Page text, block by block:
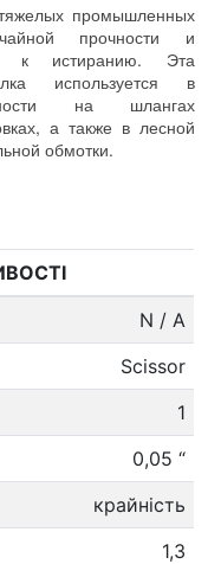
промышленных
прочности и
к истиранию. Эта
используется в
на шлангах
, а также в лесной
обмотки.
N / А
Scissor
1
0,05 “
крайність
1,3